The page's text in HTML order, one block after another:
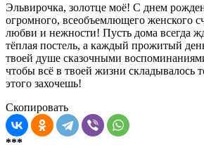
Эльвирочка, золотце моё! С днем
огромного, всеобъемлющего женского
любви и нежности! Пусть дома всегда
тёплая постель, а каждый прожитый день
твоей душе сказочными
чтобы всё в твоей жизни складывалось
этого захочешь!
Скопировать
***